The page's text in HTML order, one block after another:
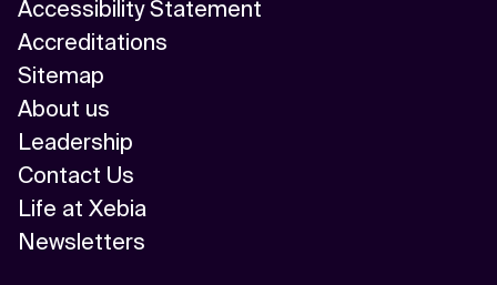
Accessibility Statement
Accreditations
Sitemap
About us
Leadership
Contact Us
Life at Xebia
Newsletters